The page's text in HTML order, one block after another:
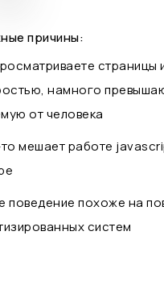
причины:
страницы
намного
от человека
мешает работе
поведение похоже на
систем